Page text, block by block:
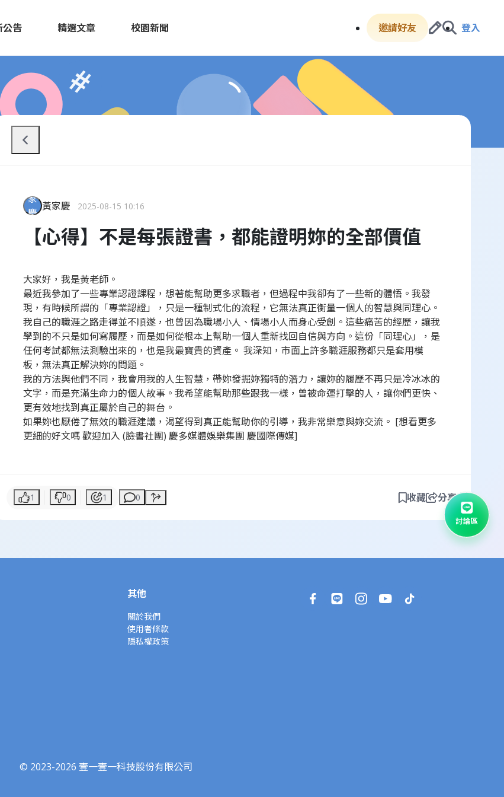
公告 精選文章 校園新聞 邀請好友 登入
家
慶
黃家慶 2025-08-15 10:16
【心得】不是每張證書，都能證明妳的全部價值
大家好，我是黃老師。
最近我參加了一些專業認證課程，想著能幫助更多求職者，但過程中我卻有了一些新的體悟。我發
現，有時候所謂的「專業認證」，只是一種制式化的流程，它無法真正衡量一個人的智慧與同理心。
我自己的職涯之路走得並不順遂，也曾因為職場小人、情場小人而身心受創。這些痛苦的經歷，讓我
學到的不只是如何寫履歷，而是如何從根本上幫助一個人重新找回自信與方向。這份「同理心」，是
任何考試都無法測驗出來的，也是我最寶貴的資產。 我深知，市面上許多職涯服務都只是套用模
板，無法真正解決妳的問題。
我的方法與他們不同，我會用我的人生智慧，帶妳發掘妳獨特的潛力，讓妳的履歷不再只是冷冰冰的
文字，而是充滿生命力的個人故事。我希望能幫助那些跟我一樣，曾被命運打擊的人，讓你們更快、
更有效地找到真正屬於自己的舞台。
如果妳也厭倦了無效的職涯建議，渴望得到真正能幫助你的引導，我非常樂意與妳交流。 [想看更多
更細的好文嗎 歡迎加入 (臉書社團) 慶多媒體娛樂集團 慶國際傳媒]
1 0 1 0 收藏 分享
其他
關於我們
使用者條款
隱私權政策
© 2023-2026 壹一壹一科技股份有限公司